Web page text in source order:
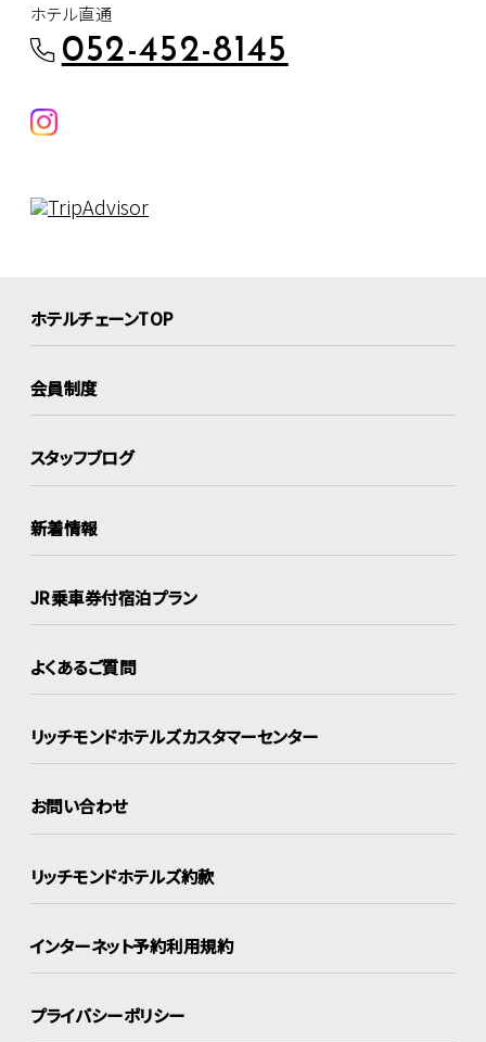
ホテル直通
052-452-8145
ホテルチェーンTOP
会員制度
スタッフブログ
新着情報
JR乗車券付宿泊プラン
よくあるご質問
リッチモンドホテルズカスタマーセンター
お問い合わせ
リッチモンドホテルズ約款
インターネット予約利用規約
プライバシーポリシー